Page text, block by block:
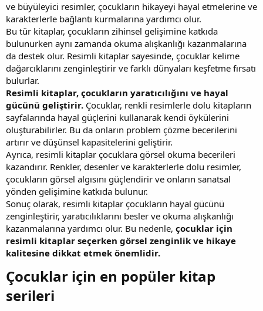
ve büyüleyici resimler, çocukların hikayeyi hayal etmelerine ve
karakterlerle bağlantı kurmalarına yardımcı olur.
Bu tür kitaplar, çocukların zihinsel gelişimine katkıda
bulunurken aynı zamanda okuma alışkanlığı kazanmalarına
da destek olur. Resimli kitaplar sayesinde, çocuklar kelime
dağarcıklarını zenginleştirir ve farklı dünyaları keşfetme fırsatı
bulurlar.
Resimli kitaplar, çocukların yaratıcılığını ve hayal
gücünü geliştirir. Çocuklar, renkli resimlerle dolu kitapların
sayfalarında hayal güçlerini kullanarak kendi öykülerini
oluşturabilirler. Bu da onların problem çözme becerilerini
artırır ve düşünsel kapasitelerini geliştirir.
Ayrıca, resimli kitaplar çocuklara görsel okuma becerileri
kazandırır. Renkler, desenler ve karakterlerle dolu resimler,
çocukların görsel algısını güçlendirir ve onların sanatsal
yönden gelişimine katkıda bulunur.
Sonuç olarak, resimli kitaplar çocukların hayal gücünü
zenginleştirir, yaratıcılıklarını besler ve okuma alışkanlığı
kazanmalarına yardımcı olur. Bu nedenle, çocuklar için
resimli kitaplar seçerken görsel zenginlik ve hikaye
kalitesine dikkat etmek önemlidir.
Çocuklar için en popüler kitap
serileri​